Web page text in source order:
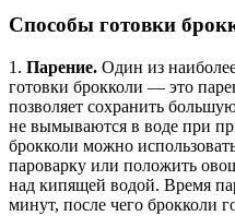
Способы готовки
1. Парение. Один из
готовки брокколи — это
позволяет сохранить
не вымываются в воде при
брокколи можно
пароварку или положить
над кипящей водой. Время
минут, после чего брокколи